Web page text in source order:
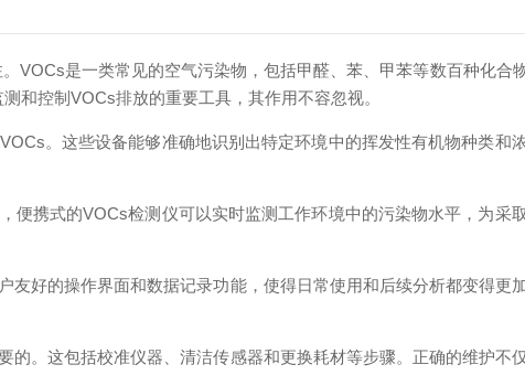
是一类常见的空气污染物，包括甲醛、苯、甲苯等数百种化合
和控制VOCs排放的重要工具，其作用不容忽视。
。这些设备能够准确地识别出特定环境中的挥发性有机物种类和
携式的VOCs检测仪可以实时监测工作环境中的污染物水平，为采
的操作界面和数据记录功能，使得日常使用和后续分析都变得更
这包括校准仪器、清洁传感器和更换耗材等步骤。正确的维护不